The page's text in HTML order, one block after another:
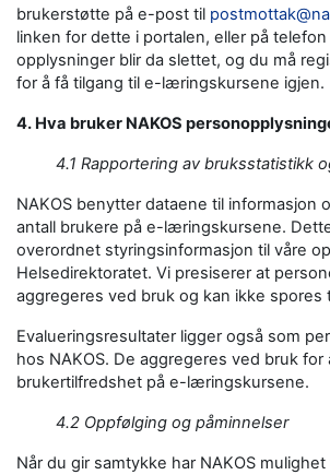
brukerstøtte på e-post til
linken for dette i portalen, eller på
opplysninger blir da slettet, og du må
for å få tilgang til e-læringskursene igjen.
4. Hva bruker NAKOS
4.1 Rapportering av bruksstatistikk
NAKOS benytter dataene til informasjon
antall brukere på e-læringskursene.
overordnet styringsinformasjon til våre
Helsedirektoratet. Vi presiserer at
aggregeres ved bruk og kan ikke spores
Evalueringsresultater ligger også som
hos NAKOS. De aggregeres ved bruk for
brukertilfredshet på e-læringskursene.
4.2 Oppfølging og påminnelser
Når du gir samtykke har NAKOS